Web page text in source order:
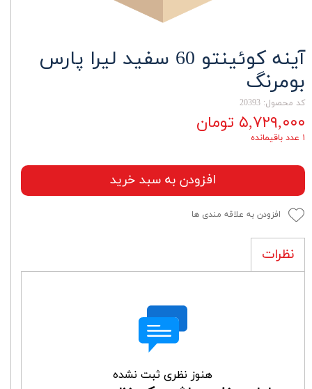
آینه کوئینتو 60 سفید لیرا پارس
بومرنگ
کد محصول: 20393
۵,۷۲۹,۰۰۰ تومان
۱ عدد باقیمانده
افزودن به سبد خرید
افزودن به علاقه مندی ها
نظرات
هنوز نظری ثبت نشده